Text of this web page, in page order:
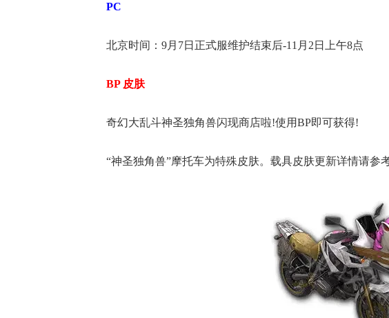
PC
北京时间：9月7日正式服维护结束后-11月2日上午8点
BP 皮肤
奇幻大乱斗神圣独角兽闪现商店啦!使用BP即可获得!
“神圣独角兽”摩托车为特殊皮肤。载具皮肤更新详情请参